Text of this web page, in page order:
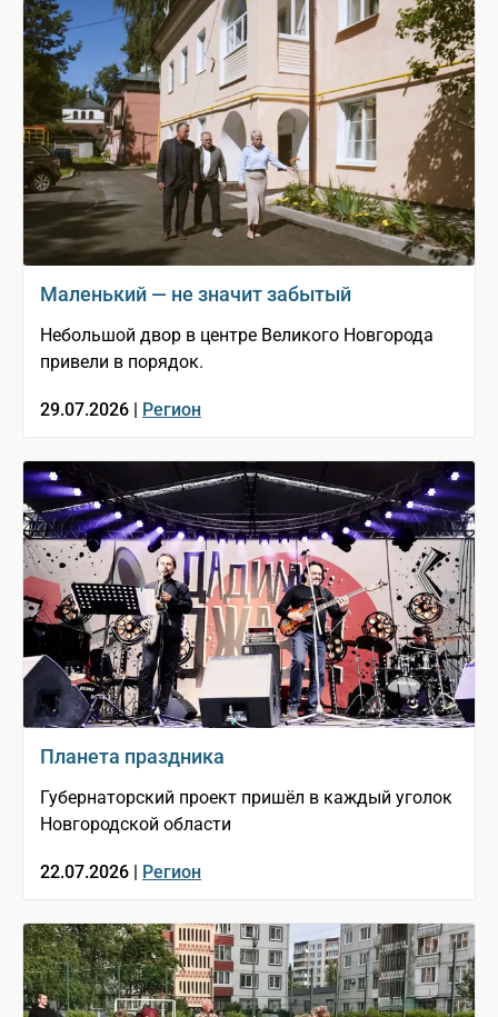
Маленький — не значит забытый
Небольшой двор в центре Великого Новгорода
привели в порядок.
29.07.2026 | Регион
Планета праздника
Губернаторский проект пришёл в каждый уголок
Новгородской области
22.07.2026 | Регион